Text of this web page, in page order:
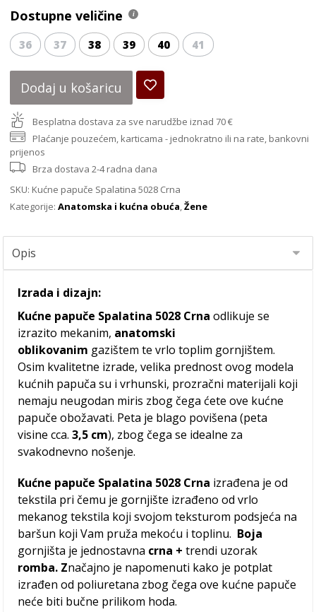
Dostupne veličine
36 37 38 39 40 41
Dodaj u košaricu
Besplatna dostava za sve narudžbe iznad 70 €
Plaćanje pouzećem, karticama - jednokratno ili na rate, bankovni
prijenos
Brza dostava 2-4 radna dana
SKU: Kućne papuče Spalatina 5028 Crna
Kategorije:Anatomska i kućna obuća,Žene
Izrada i dizajn:
Kućne papuče Spalatina 5028 Crnaodlikuje se
izrazito mekanim, anatomski
oblikovanim gazištem te vrlo toplim gornjištem.
Osim kvalitetne izrade, velika prednost ovog modela
kućnih papuča su i vrhunski, prozračni materijali koji
nemaju neugodan miris zbog čega ćete ove kućne
papuče obožavati. Peta je blago povišena (peta
visine cca.3,5 cm), zbog čega se idealne za
svakodnevno nošenje.
Kućne papuče Spalatina 5028 Crna izrađena je od
tekstila pri čemu je gornjište izrađeno od vrlo
mekanog tekstila koji svojom teksturom podsjeća na
baršun koji Vam pruža mekoću i toplinu. Boja
gornjišta je jednostavna crna +trendi uzorak
romba. Značajno je napomenuti kako je potplat
izrađen od poliuretana zbog čega ove kućne papuče
neće biti bučne prilikom hoda.